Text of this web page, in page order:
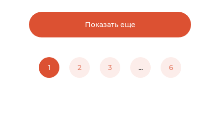
Показать еще
1 2 3 ... 6